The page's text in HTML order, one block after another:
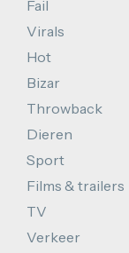
Fail
Virals
Hot
Bizar
Throwback
Dieren
Sport
Films & trailers
TV
Verkeer